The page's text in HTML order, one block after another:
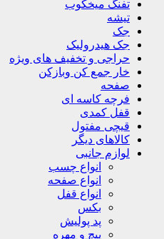
تفنگ میخکوب
تیشه
جک
جک هیدرولیک
حراجی و تخفیف های ویژه
خار جمع کن وبازکن
صفحه
فرچه کاسه ای
قفل کمدی
قیچی مفتول
کالاهای دیگر
لوازم جانبی
انواع چسب
انواع صفحه
انواع قفل
بکس
پد پولیش
پیچ و مهره